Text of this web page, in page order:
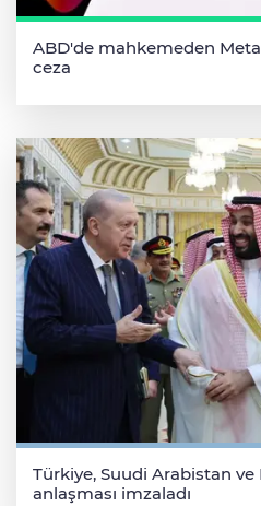
ABD'de mahkemeden
ceza
Türkiye, Suudi Arabistan
anlaşması imzaladı